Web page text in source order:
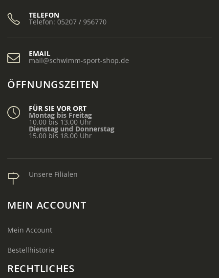
TELEFON
Telefon: 05207 / 956770
EMAIL
mail@schwimm-sport-shop.de
ÖFFNUNGSZEITEN
FÜR SIE VOR ORT
Montag bis Freitag
10.00 bis 13.00 Uhr
Dienstag und Donnerstag
15.00 bis 18.00 Uhr
Unsere Filialen
MEIN ACCOUNT
Mein Account
Bestellhistorie
RECHTLICHES